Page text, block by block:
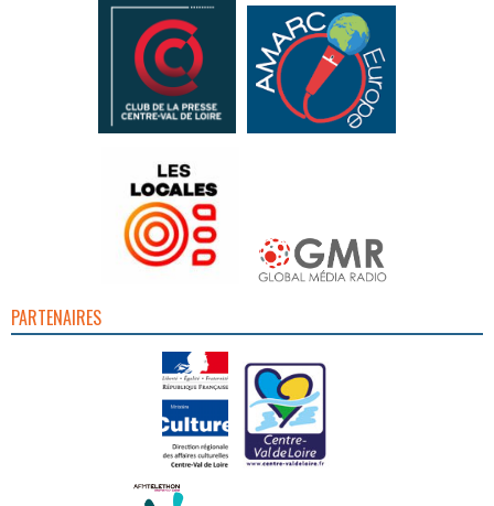
PARTENAIRES